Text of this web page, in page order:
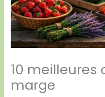
10 meilleures
marge